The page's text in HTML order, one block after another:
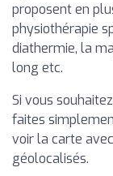
proposent en
physiothérapie
diathermie, la
long etc.
Si vous
faites
voir la carte
géolocalisés.